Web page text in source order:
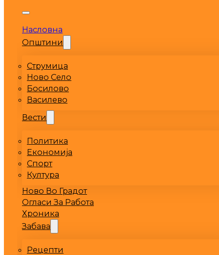
Насловна
Општини
Струмица
Ново Село
Босилово
Василево
Вести
Политика
Економија
Спорт
Култура
Ново Во Градот
Огласи За Работа
Хроника
Забава
Рецепти